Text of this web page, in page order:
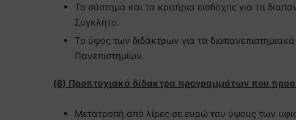
Το σύστημα και τα κριτήρια εισδοχής για τα
Σύγκλητο.
Το ύψος των διδάκτρων για τα
Πανεπιστημίων.
(β) Προπτυχιακά δίδακτρα προγραμμάτων που
Μετατροπή από λίρες σε ευρώ του ύψους των